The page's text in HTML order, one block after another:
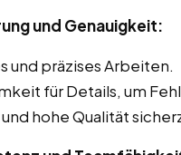
und Genauigkeit:
und präzises Arbeiten.
für Details, um
hohe Qualität